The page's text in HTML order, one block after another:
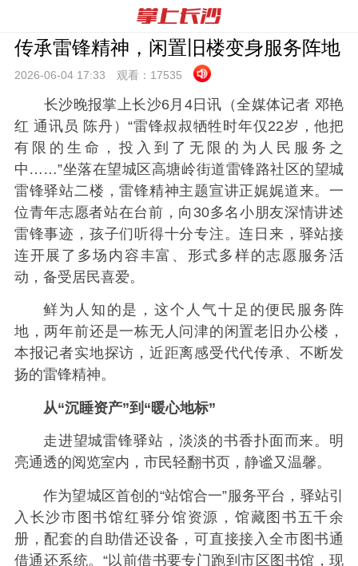
传承雷锋精神，闲置旧楼变身服务阵地
2026-06-04 17:33 观看： 17535
长沙晚报掌上长沙6月4日讯（全媒体记者 邓艳
红 通讯员 陈丹）“雷锋叔叔牺牲时年仅22岁，他把
有限的生命，投入到了无限的为人民服务之
中……”坐落在望城区高塘岭街道雷锋路社区的望城
雷锋驿站二楼，雷锋精神主题宣讲正娓娓道来。一
位青年志愿者站在台前，向30多名小朋友深情讲述
雷锋事迹，孩子们听得十分专注。连日来，驿站接
连开展了多场内容丰富、形式多样的志愿服务活
动，备受居民喜爱。
鲜为人知的是，这个人气十足的便民服务阵
地，两年前还是一栋无人问津的闲置老旧办公楼，
本报记者实地探访，近距离感受代代传承、不断发
扬的雷锋精神。
从“沉睡资产”到“暖心地标”
走进望城雷锋驿站，淡淡的书香扑面而来。明
亮通透的阅览室内，市民轻翻书页，静谧又温馨。
作为望城区首创的“站馆合一”服务平台，驿站引
入长沙市图书馆红驿分馆资源，馆藏图书五千余
册，配套的自助借还设备，可直接接入全市图书通
借通还系统。“以前借书要专门跑到市区图书馆，现